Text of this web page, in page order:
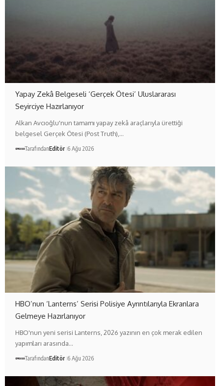
Yapay Zekâ Belgeseli ‘Gerçek Ötesi’ Uluslararası
Seyirciye Hazırlanıyor
Alkan Avcıoğlu'nun tamamı yapay zekâ araçlarıyla ürettiği
belgesel Gerçek Ötesi (Post Truth),…
TarafındanEditör 6 Ağu 2026
HBO’nun ‘Lanterns’ Serisi Polisiye Ayrıntılarıyla Ekranlara
Gelmeye Hazırlanıyor
HBO'nun yeni serisi Lanterns, 2026 yazının en çok merak edilen
yapımları arasında…
TarafındanEditör 6 Ağu 2026